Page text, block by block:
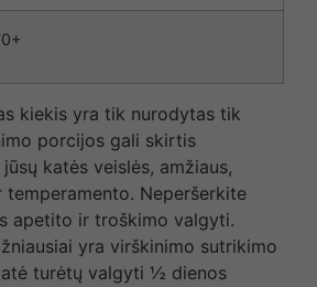
kiekis yra tik nurodytas tik
porcijos gali skirtis
katės veislės, amžiaus,
Neperšerkite
apetito ir troškimo valgyti.
yra virškinimo sutrikimo
turėtų valgyti ½ dienos